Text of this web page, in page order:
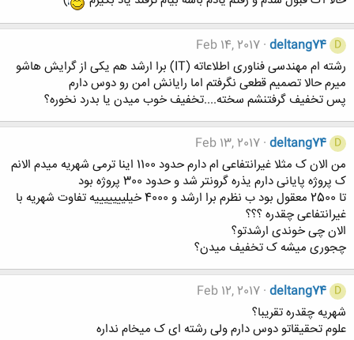
D
deltang74
Feb 14, 2017
رشته ام مهندسی فناوری اطلاعاته (IT) برا ارشد هم یکی از گرایش هاشو
میرم حالا تصمیم قطعی نگرفتم اما رایانش امن رو دوس دارم
پس تخفیف گرفتنشم سخته....تخفیف خوب میدن یا بدرد نخوره؟
D
deltang74
Feb 13, 2017
من الان ک مثلا غیرانتفاعی ام دارم حدود 1100 اینا ترمی شهریه میدم الانم
ک پروژه پایانی دارم یذره گرونتر شد و حدود 300 پروژه بود
تا 2500 معقول بود ب نظرم برا ارشد و 4000 خیلیییییییه تفاوت شهریه با
غیرانتفاعی چقدره ؟؟؟
الان چی خوندی ارشدتو؟
چجوری میشه ک تخفیف میدن؟
D
deltang74
Feb 12, 2017
شهریه چقدره تقریبا؟
علوم تحقیقاتو دوس دارم ولی رشته ای ک میخام نداره